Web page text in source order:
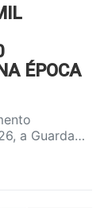
ÉPOCA
a Guarda…